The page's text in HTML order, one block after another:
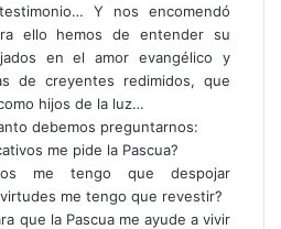
Y nos encomendó
ello hemos de entender su
en el amor evangélico y
de creyentes redimidos, que
hijos de la luz…
debemos preguntarnos:
me pide la Pascua?
me tengo que despojar
me tengo que revestir?
que la Pascua me ayude a vivir